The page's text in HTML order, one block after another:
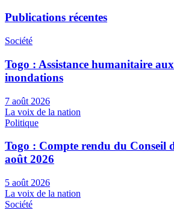
Publications récentes
Société
Togo : Assistance humanitaire
inondations
7 août 2026
La voix de la nation
Politique
Togo : Compte rendu du Conseil
août 2026
5 août 2026
La voix de la nation
Société